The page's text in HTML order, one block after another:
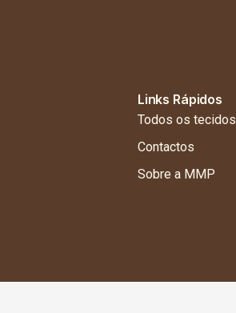
Links Rápidos
Todos os tecidos
Contactos
Sobre a MMP